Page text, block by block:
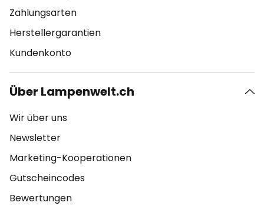
Zahlungsarten
Herstellergarantien
Kundenkonto
Über Lampenwelt.ch
Wir über uns
Newsletter
Marketing-Kooperationen
Gutscheincodes
Bewertungen